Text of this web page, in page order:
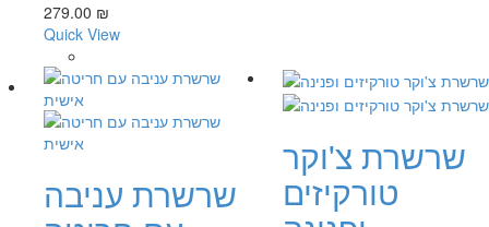
279.00 ₪
Quick View
שרשרת צ'וקר
טורקיזים שרשרת עניבה